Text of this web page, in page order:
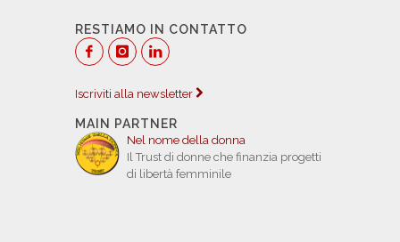
RESTIAMO IN CONTATTO
Iscriviti alla newsletter
MAIN PARTNER
Nel nome della donna
Il Trust di donne che finanzia progetti
di libertà femminile